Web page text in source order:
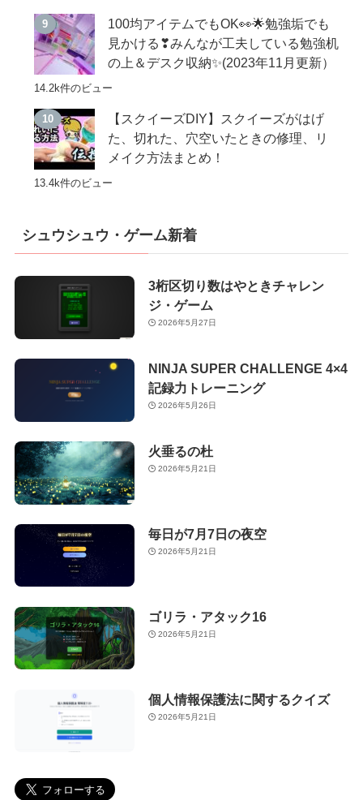
100均アイテムでもOK👀🌟勉強垢でも
見かける❣みんなが工夫している勉強机
の上＆デスク収納✨(2023年11月更新）
14.2k件のビュー
【スクイーズDIY】スクイーズがはげ
た、切れた、穴空いたときの修理、リ
メイク方法まとめ！
13.4k件のビュー
シュウシュウ・ゲーム新着
3桁区切り数はやときチャレン
ジ・ゲーム
2026年5月27日
NINJA SUPER CHALLENGE 4×4
記録力トレーニング
2026年5月26日
火垂るの杜
2026年5月21日
毎日が7月7日の夜空
2026年5月21日
ゴリラ・アタック16
2026年5月21日
個人情報保護法に関するクイズ
2026年5月21日